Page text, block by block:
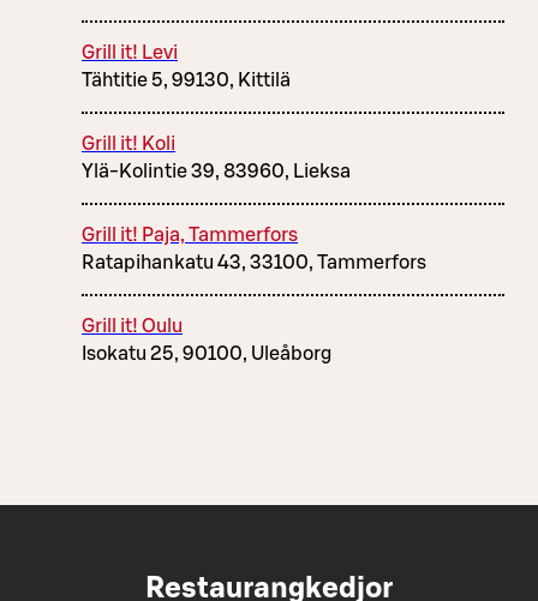
Grill it! Levi
Tähtitie 5, 99130, Kittilä
Grill it! Koli
Ylä-Kolintie 39, 83960, Lieksa
Grill it! Paja, Tammerfors
Ratapihankatu 43, 33100, Tammerfors
Grill it! Oulu
Isokatu 25, 90100, Uleåborg
Restaurangkedjor